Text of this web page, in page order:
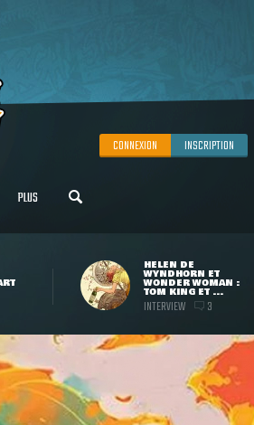
CONNEXION INSCRIPTION
PLUS
HELEN DE
WYNDHORN ET
WONDER WOMAN :
TOM KING ET ...
INTERVIEW 3